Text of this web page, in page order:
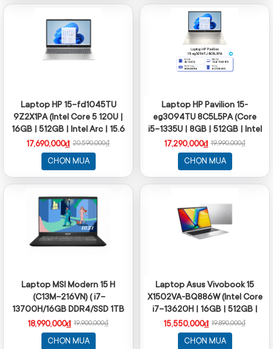
Laptop HP 15-fd1045TU
9Z2X1PA (Intel Core 5 120U |
16GB | 512GB | Intel Arc | 15.6
inch FHD | Win 11 | Bạc)
17,690,000₫ 20,590,000₫
CHỌN MUA
Laptop HP Pavilion 15-
eg3094TU 8C5L5PA (Core
i5-1335U | 8GB | 512GB | Intel
Iris Xe | 15.6 inch FHD |
Windows 11 | Vàng)
17,290,000₫ 19,990,000₫
CHỌN MUA
Laptop MSI Modern 15 H
(C13M-216VN) ( i7-
13700H/16GB DDR4/SSD 1TB
PCIe/VGA Onboard/15.6 FHD
IPS/Win11)
18,990,000₫ 19,900,000₫
CHỌN MUA
Laptop Asus Vivobook 15
X1502VA-BQ886W (Intel Core
i7-13620H | 16GB | 512GB |
Intel UHD | 15.6 inch FHD IPS |
Win 11 | Bạc)
15,550,000₫ 19,890,000₫
CHỌN MUA